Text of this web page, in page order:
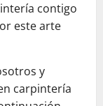
contigo
este arte
y
carpintería